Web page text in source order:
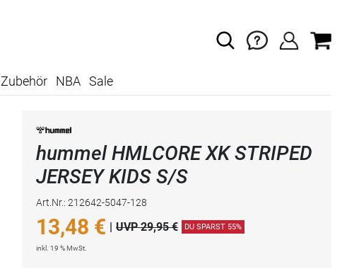
Zubehör NBA Sale
hummel HMLCORE XK STRIPED
JERSEY KIDS S/S
Art.Nr.: 212642-5047-128
13,48 € | UVP 29,95 € DU SPARST 55%
inkl. 19 % MwSt.